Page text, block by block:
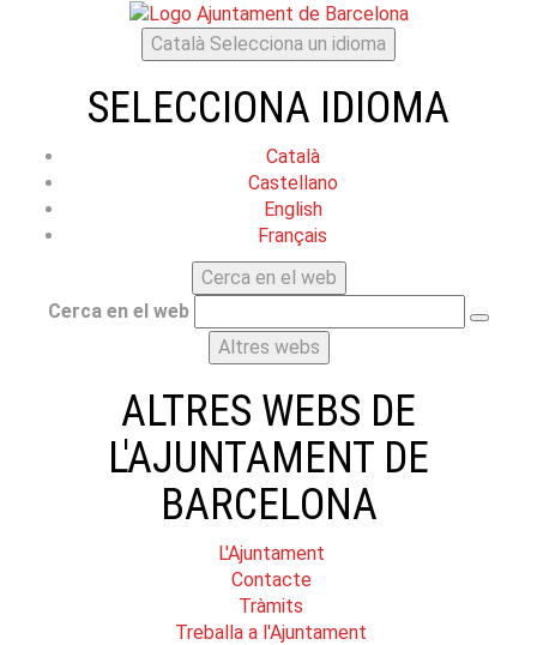
Català Selecciona un idioma
SELECCIONA IDIOMA
Català
Castellano
English
Français
Cerca en el web
Cerca en el web
Altres webs
ALTRES WEBS DE
L'AJUNTAMENT DE
BARCELONA
L'Ajuntament
Contacte
Tràmits
Treballa a l'Ajuntament